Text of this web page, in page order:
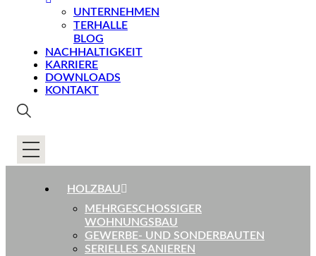
UNTERNEHMEN
TERHALLE
BLOG
NACHHALTIGKEIT
KARRIERE
DOWNLOADS
KONTAKT
HOLZBAU
MEHRGESCHOSSIGER
WOHNUNGSBAU
GEWERBE- UND SONDERBAUTEN
SERIELLES SANIEREN